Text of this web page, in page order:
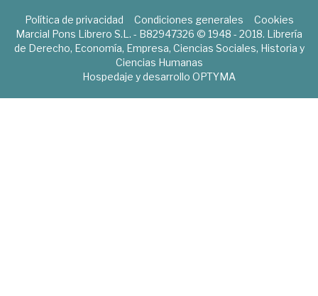
Política de privacidad Condiciones generales
Cookies
Marcial Pons Librero S.L. - B82947326 © 1948 - 2018. Librería
de Derecho, Economía, Empresa, Ciencias Sociales, Historia y
Ciencias Humanas
Hospedaje y desarrollo OPTYMA